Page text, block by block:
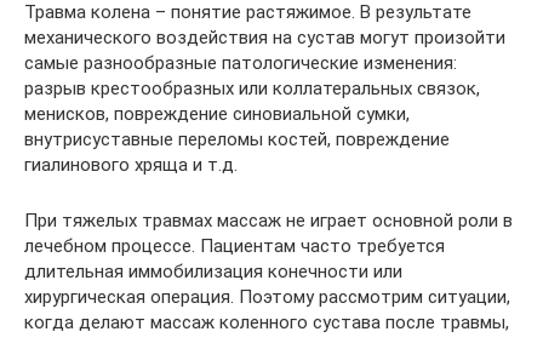
Травма колена – понятие растяжимое. В результате
механического воздействия на сустав могут произойти
самые разнообразные патологические изменения:
разрыв крестообразных или коллатеральных связок,
менисков, повреждение синовиальной сумки,
внутрисуставные переломы костей, повреждение
гиалинового хряща и т.д.
При тяжелых травмах массаж не играет основной роли в
лечебном процессе. Пациентам часто требуется
длительная иммобилизация конечности или
хирургическая операция. Поэтому рассмотрим ситуации,
когда делают массаж коленного сустава после травмы,